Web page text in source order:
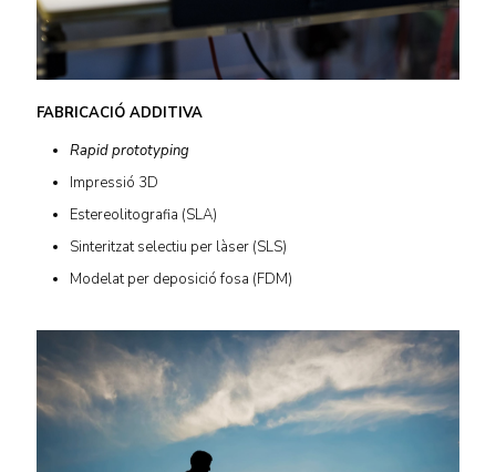
FABRICACIÓ ADDITIVA
Rapid prototyping
Impressió 3D
Estereolitografia (SLA)
Sinteritzat selectiu per làser (SLS)
Modelat per deposició fosa (FDM)